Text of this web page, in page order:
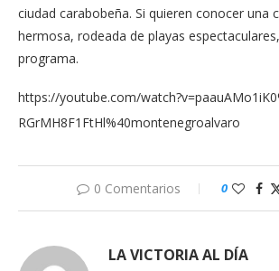
ciudad carabobeña. Si quieren conocer una
hermosa, rodeada de playas
programa.
https://youtube.com/
RGrMH8F1FtHl%40montenegroalvaro
0 Comentarios 0
LA VICTORIA AL DÍA